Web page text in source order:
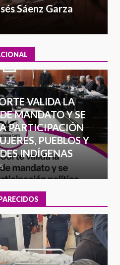
contrabando
Sáenz Garza
VALIDA LA
MANDATO Y SE
PARTICIPACIÓN
PUEBLOS Y
INDÍGENAS